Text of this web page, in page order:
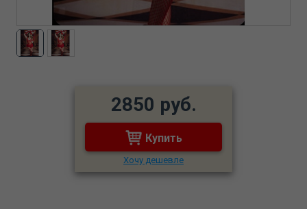
2850 руб.
Купить
Хочу дешевле